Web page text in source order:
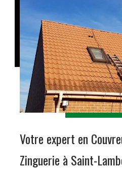
Votre expert en
Zinguerie à Saint-